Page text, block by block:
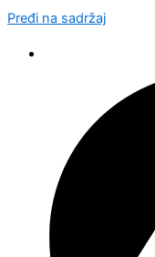
Pređi na sadržaj